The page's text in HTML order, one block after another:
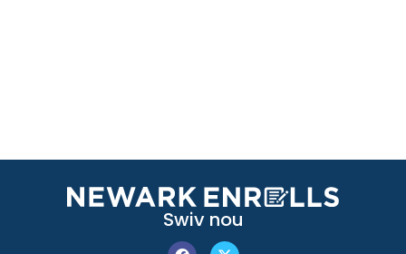
Swiv nou